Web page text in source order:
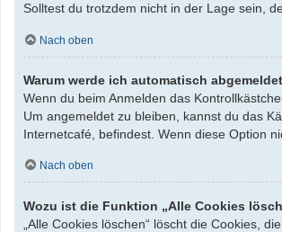
Solltest du trotzdem nicht in der Lage sein,
Nach oben
Warum werde ich automatisch
Wenn du beim Anmelden das
Um angemeldet zu bleiben, kannst du das
Internetcafé, befindest. Wenn diese Option
Nach oben
Wozu ist die Funktion „Alle Cookies
„Alle Cookies löschen“ löscht die Cookies,